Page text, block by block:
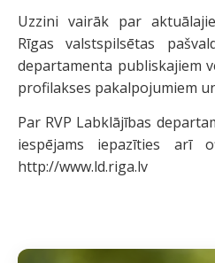
Uzzini vairāk par
Rīgas valstspilsētas
departamenta publiskajiem
profilakses pakalpojumiem
Par RVP Labklājības
iespējams iepazīties arī
http://www.ld.riga.lv